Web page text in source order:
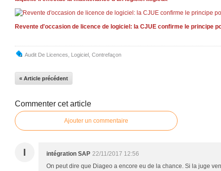
Revente d'occasion de licence de logiciel: la CJUE confirme le principe
Audit De Licences Logiciel Contrefaçon
« Article précédent
Commenter cet article
Ajouter un commentaire
I intégration SAP 22/11/2017 12:56
On peut dire que Diageo a encore eu de la chance. Si la juge